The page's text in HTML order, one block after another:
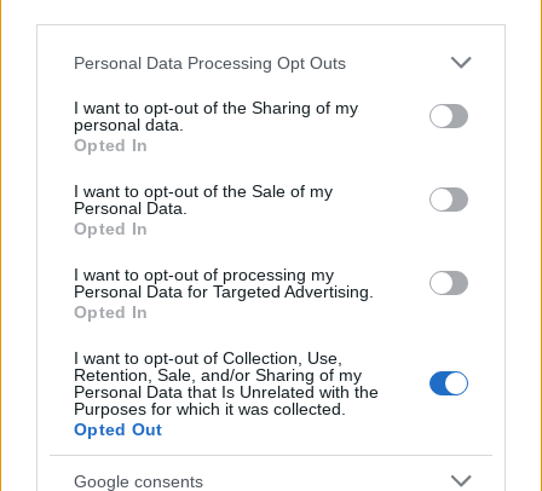
Please note that this website/app uses one or more Google
not limited to your visit or usage behaviour. You may click to
grant or deny consent to Google and its third-party tags to
use your data for below specified purposes in below Google
consent section.
Personal Data Processing Opt Outs
I want to opt-out of the Sharing of my
personal data.
Opted In
I want to opt-out of the Sale of my
Personal Data.
Opted In
I want to opt-out of processing my
Personal Data for Targeted Advertising.
Opted In
I want to opt-out of Collection, Use,
Retention, Sale, and/or Sharing of my
Personal Data that Is Unrelated with the
Purposes for which it was collected.
Opted Out
Google consents
pequeñas…
SALUD Y BIENESTAR
Guía para delegar tareas y evitar la
sobrecarga emocional
El cuidado de otros puede convertirse en una…